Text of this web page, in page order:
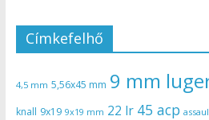
Címkefelhő
4,5 mm 5,56x45 mm 9 mm
knall 9x19 9x19 mm 22 lr 45 acp